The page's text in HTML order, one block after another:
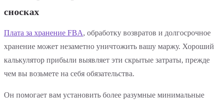
сносках
Плата за хранение FBA, обработку возвратов и долгосрочное
хранение может незаметно уничтожить вашу маржу. Хороший
калькулятор прибыли выявляет эти скрытые затраты, прежде
чем вы возьмете на себя обязательства.
Он помогает вам установить более разумные минимальные